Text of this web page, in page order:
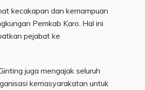
kecakapan dan kemampuan
Pemkab Karo. Hal ini
pejabat ke
juga mengajak seluruh
kemasyarakatan untuk